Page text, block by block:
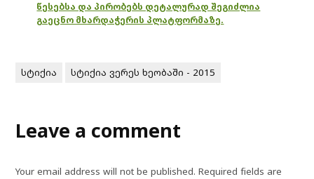
წესებსა და პირობებს დეტალურად შეგიძლია
გაეცნო მხარდაჭერის პლატფორმაზე.
სტიქია სტიქია ვერეს ხეობაში - 2015
Leave a comment
Your email address will not be published. Required fields are